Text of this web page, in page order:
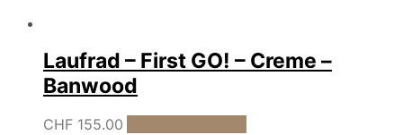
Laufrad – First GO! – Creme –
Banwood
CHF 155.00